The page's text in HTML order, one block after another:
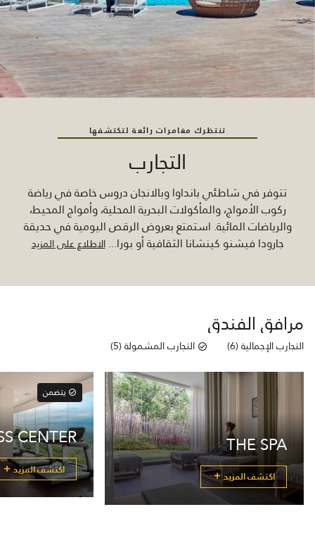
تنتظرك مغامرات رائعة لتكتشفها
التجارب
تتوفر في شاطئي بانداوا وبالانجان دروس خاصة في رياضة
ركوب الأمواج، والمأكولات البحرية المحلية، وأمواج المحيط،
والرياضات المائية. استمتع بعروض الرقص اليومية في حديقة
جارودا فيشنو كينشانا الثقافية أو بورا... الاطلاع على المزيد
مرافق الفندق
التجارب الإجمالية (6) التجارب المشمولة (5)
THE SPA
اكتشف المزيد
يتضمن
CENTER
اكتشف المزيد